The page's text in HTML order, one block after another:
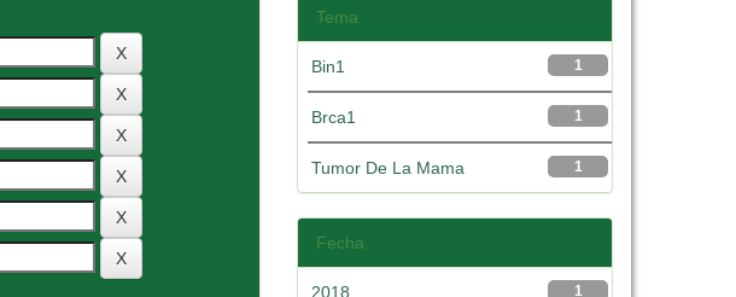
Tema
1
Bin1
1
Brca1
1
Tumor De La Mama
Fecha
1
2018